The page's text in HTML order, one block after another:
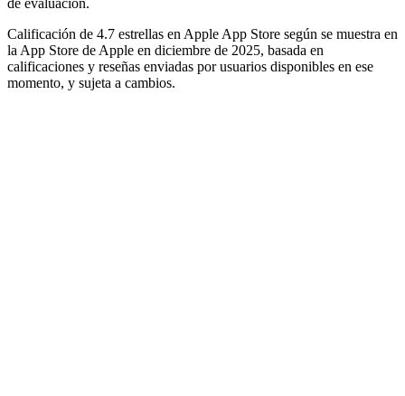
de evaluación.
Calificación de 4.7 estrellas en Apple App Store según se muestra en
la App Store de Apple en diciembre de 2025, basada en
calificaciones y reseñas enviadas por usuarios disponibles en ese
momento, y sujeta a cambios.